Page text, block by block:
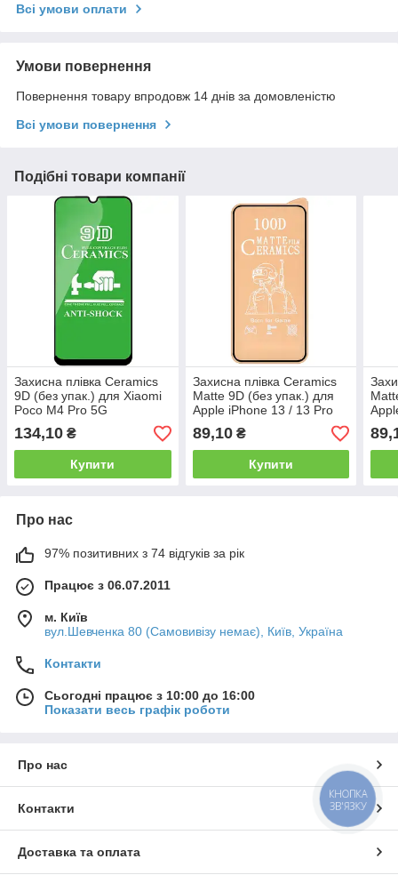
Всі умови оплати
Умови повернення
Повернення товару впродовж 14 днів за домовленістю
Всі умови повернення
Подібні товари компанії
Захисна плівка Ceramics
9D (без упак.) для Xiaomi
Poco M4 Pro 5G
134,10 ₴
Купити
Захисна плівка Ceramics
Matte 9D (без упак.) для
Apple iPhone 13 / 13 Pro
(6.1")
89,10₴
Купити
Про нас
97% позитивних з 74 відгуків за рік
Працює з 06.07.2011
м. Київ
вул.Шевченка 80 (Самовивізу немає), Київ, Україна
Контакти
Сьогодні працює з 10:00 до 16:00
Показати весь графік роботи
Про нас
Контакти
Доставка та оплата
КНОПКА
ЗВ'ЯЗКУ